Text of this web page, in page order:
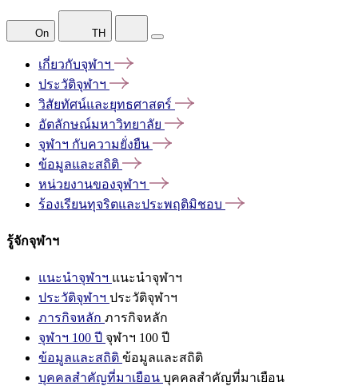
On TH
เกี่ยวกับจุฬาฯ
ประวัติจุฬาฯ
วิสัยทัศน์และยุทธศาสตร์
อัตลักษณ์มหาวิทยาลัย
จุฬาฯ กับความยั่งยืน
ข้อมูลและสถิติ
หน่วยงานของจุฬาฯ
ร้องเรียนทุจริตและประพฤติมิชอบ
รู้จักจุฬาฯ
แนะนำจุฬาฯ แนะนำจุฬาฯ
ประวัติจุฬาฯ ประวัติจุฬาฯ
ภารกิจหลัก ภารกิจหลัก
จุฬาฯ 100 ปี จุฬาฯ 100 ปี
ข้อมูลและสถิติ ข้อมูลและสถิติ
บุคคลสำคัญที่มาเยือน บุคคลสำคัญที่มาเยือน